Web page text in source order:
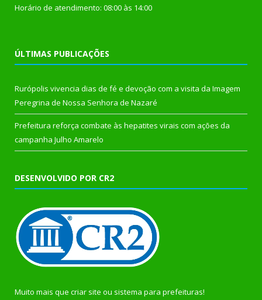
Horário de atendimento: 08:00 às 14:00
ÚLTIMAS PUBLICAÇÕES
Rurópolis vivencia dias de fé e devoção com a visita da Imagem
Peregrina de Nossa Senhora de Nazaré
Prefeitura reforça combate às hepatites virais com ações da
campanha Julho Amarelo
DESENVOLVIDO POR CR2
Muito mais que criar site ou sistema para prefeituras!